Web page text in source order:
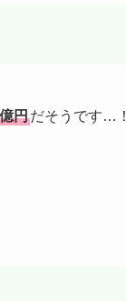
円だそうです…！